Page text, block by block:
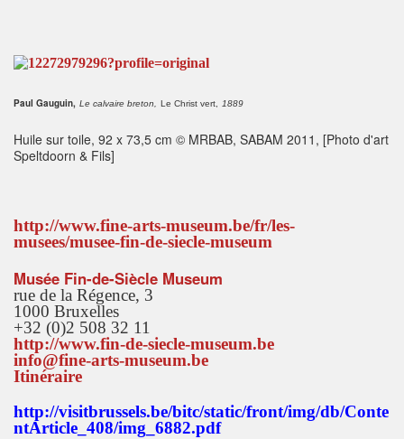
Paul Gauguin, Le calvaire breton, Le Christ vert, 1889
Huile sur toile, 92 x 73,5 cm © MRBAB, SABAM 2011, [Photo d'art
Speltdoorn & Fils]
http://www.fine-arts-museum.be/fr/les-
musees/musee-fin-de-siecle-museum
Musée Fin-de-Siècle Museum
rue de la Régence, 3
1000 Bruxelles
+32 (0)2 508 32 11
http://www.fin-de-siecle-museum.be
info@fine-arts-museum.be
Itinéraire
http://visitbrussels.be/bitc/static/front/img/db/Conte
ntArticle_408/img_6882.pdf